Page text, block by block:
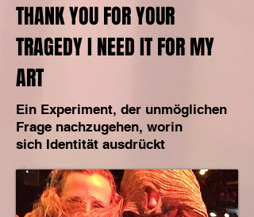
THANK YOU FOR YOUR
TRAGEDY I NEED IT FOR MY
ART
Ein Experiment, der unmöglichen
Frage nachzugehen, worin
sich Identität ausdrückt